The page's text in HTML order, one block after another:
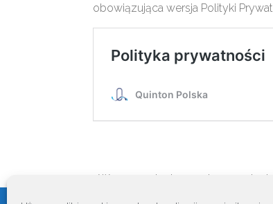
obowiązująca wersja Polityki
• W sprawach nieuregulowanych